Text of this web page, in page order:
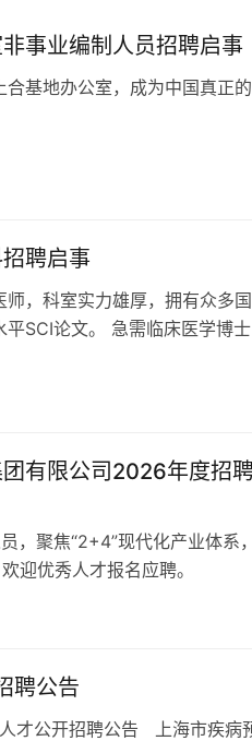
事业编制人员招聘启事
基地办公室，成为中国真正
聘启事
，科室实力雄厚，拥有众多
临床医学博士，
团有限公司2026年度招
，聚焦“2+4”现代化产业体系
迎优秀人才报名应聘。
聘公告
才公开招聘公告 上海市疾病